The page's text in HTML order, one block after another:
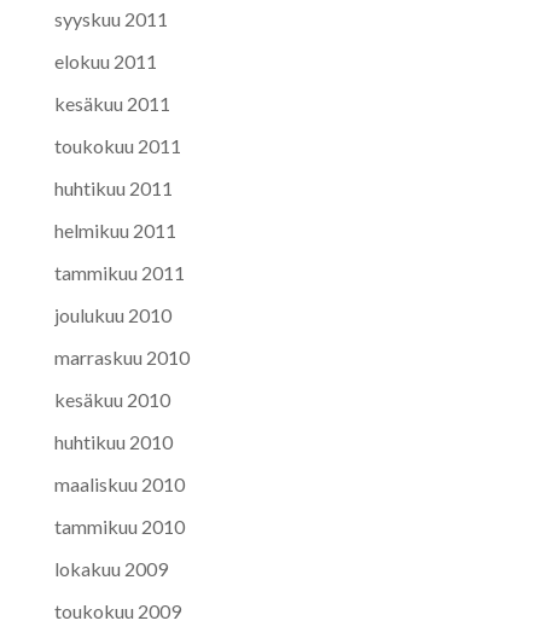
syyskuu 2011
elokuu 2011
kesäkuu 2011
toukokuu 2011
huhtikuu 2011
helmikuu 2011
tammikuu 2011
joulukuu 2010
marraskuu 2010
kesäkuu 2010
huhtikuu 2010
maaliskuu 2010
tammikuu 2010
lokakuu 2009
toukokuu 2009